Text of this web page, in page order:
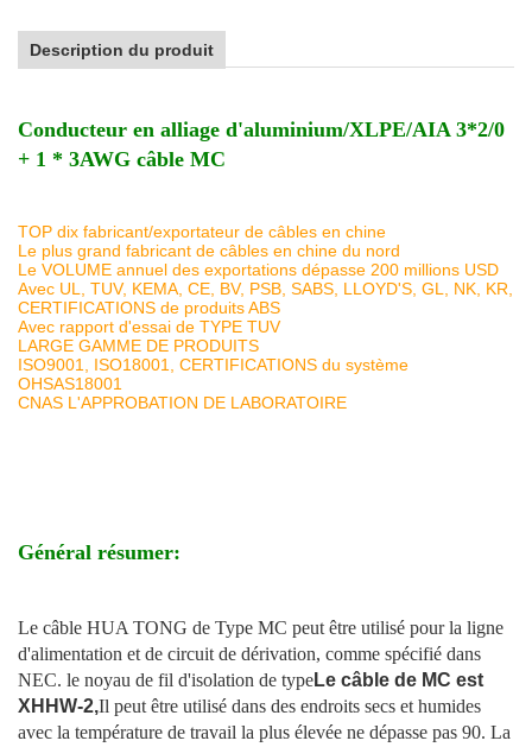
Description du produit
Conducteur en alliage d'aluminium/XLPE/AIA 3*2/0
+ 1 * 3AWG câble MC
TOP dix fabricant/exportateur de câbles en chine
Le plus grand fabricant de câbles en chine du nord
Le VOLUME annuel des exportations dépasse 200 millions USD
Avec UL, TUV, KEMA, CE, BV, PSB, SABS, LLOYD'S, GL, NK, KR,
CERTIFICATIONS de produits ABS
Avec rapport d'essai de TYPE TUV
LARGE GAMME DE PRODUITS
ISO9001, ISO18001, CERTIFICATIONS du système
OHSAS18001
CNAS L'APPROBATION DE LABORATOIRE
Général résumer:
Le câble HUA TONG de Type MC peut être utilisé pour la ligne
d'alimentation et de circuit de dérivation, comme spécifié dans
NEC. le noyau de fil d'isolation de typeLe câble de MC est
XHHW-2,Il peut être utilisé dans des endroits secs et humides
avec la température de travail la plus élevée ne dépasse pas 90. La